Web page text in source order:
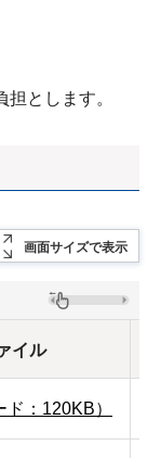
とします。
画面サイズで表示
イル
：120KB）